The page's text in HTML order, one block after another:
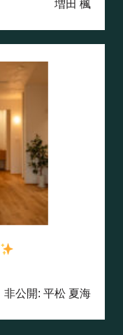
増田 楓
非公開: 平松 夏海